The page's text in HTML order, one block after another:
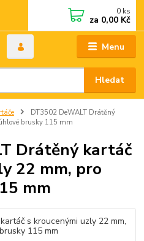
Menu
Hledat
0 ks
za 0,00 Kč
DT3502 DeWALT Drátěný
brusky 115 mm
Drátěný kartáč
22 mm, pro
mm